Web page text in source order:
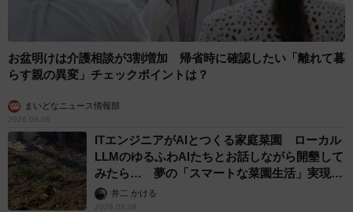
お盆明けは介護相談が3割増加 帰省時に確認したい「離れて暮
らす親の異変」チェックポイントは？
まいどなニュース情報部
2026.08.08
ITエンジニアがAIとつくる家庭菜園 ローカル
LLMのゆるふわAIたちとお話しながら開墾して
みたら… 夢の「スマートな菜園生活」実現な
るか井二 かける
2026.08.08